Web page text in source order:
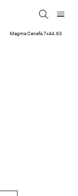
Magma Cenefa 7x44.63